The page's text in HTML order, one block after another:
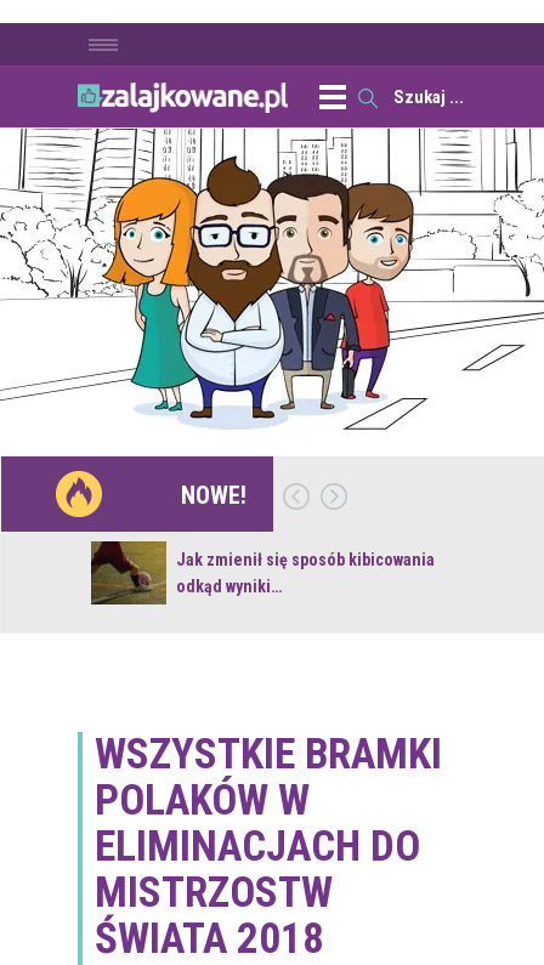
NOWE!
Jak zmienił się sposób kibicowania
odkąd wyniki…
WSZYSTKIE BRAMKI
POLAKÓW W
ELIMINACJACH DO
MISTRZOSTW
ŚWIATA 2018